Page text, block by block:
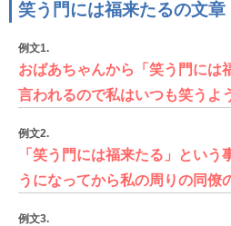
笑う門には福来たるの文章
例文1.
おばあちゃんから「笑う門には
言われるので私はいつも笑うよ
例文2.
「笑う門には福来たる」という
うになってから私の周りの同僚
例文3.